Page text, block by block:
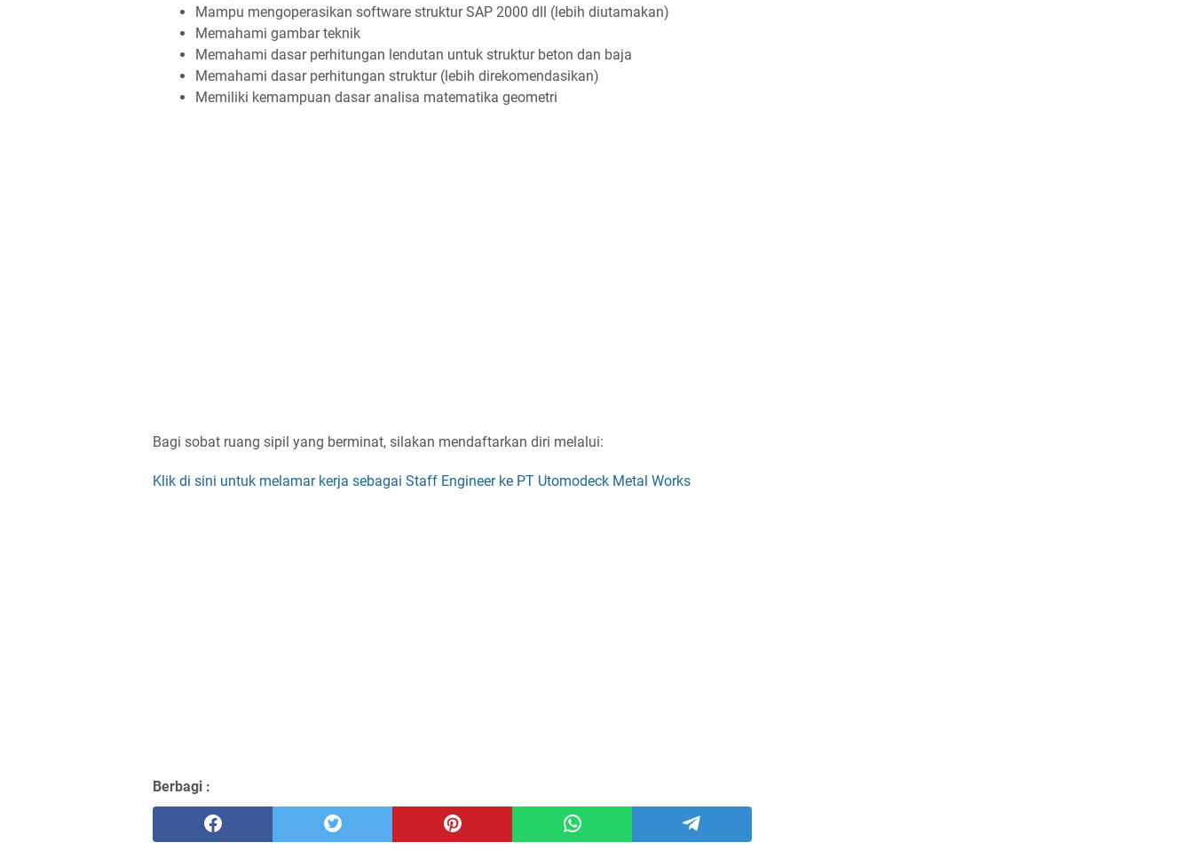
Mampu mengoperasikan software struktur SAP 2000 dll (lebih diutamakan)
Memahami gambar teknik
Memahami dasar perhitungan lendutan untuk struktur beton dan baja
Memahami dasar perhitungan struktur (lebih direkomendasikan)
Memiliki kemampuan dasar analisa matematika geometri
Bagi sobat ruang sipil yang berminat, silakan mendaftarkan diri melalui:
Klik di sini untuk melamar kerja sebagai Staff Engineer ke PT Utomodeck Metal Works
Berbagi :